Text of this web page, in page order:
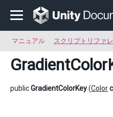
マニュアル スクリプトリファ
publicGradientColorKey(Color